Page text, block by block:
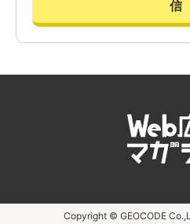
信
Copyright © GEOCODE